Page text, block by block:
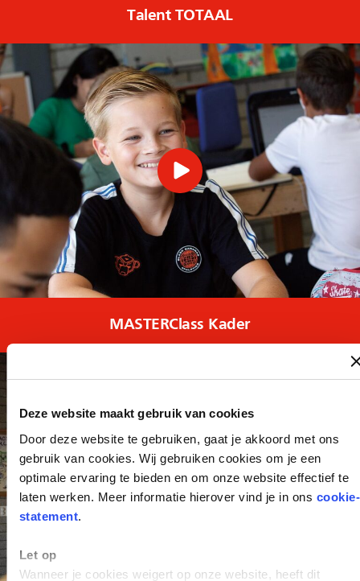
Deze website maakt gebruik van cookies
Door deze website te gebruiken, gaat je akkoord met ons
gebruik van cookies. Wij gebruiken cookies om je een
optimale ervaring te bieden en om onze website effectief te
laten werken. Meer informatie hierover vind je in ons cookie-
statement.
Let op
Wanneer je cookies weigert op onze website, heeft dit
Talent TOTAAL
MASTERClass Kader